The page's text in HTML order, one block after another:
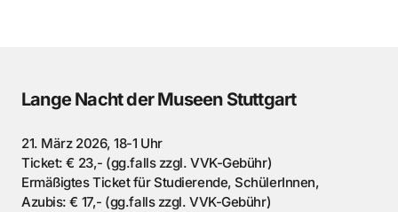
Lange Nacht der Museen Stuttgart
21. März 2026, 18-1 Uhr
Ticket: € 23,- (gg.falls zzgl. VVK-Gebühr)
Ermäßigtes Ticket für Studierende, SchülerInnen,
Azubis: € 17,- (gg.falls zzgl. VVK-Gebühr)